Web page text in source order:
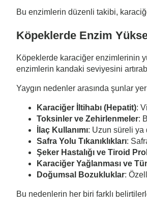
Bu enzimlerin düzenli takibi,
Köpeklerde Enzim
Köpeklerde karaciğer enzimlerinin
enzimlerin kandaki seviyesini
Yaygın nedenler arasında şunlar yer
Karaciğer İltihabı (Hepatit):
Toksinler ve Zehirlenmeler:
İlaç Kullanımı: Uzun süreli ya
Safra Yolu Tıkanıklıkları:
Şeker Hastalığı ve Tiroid
Karaciğer Yağlanması ve
Doğumsal Bozukluklar:
Bu nedenlerin her biri farklı